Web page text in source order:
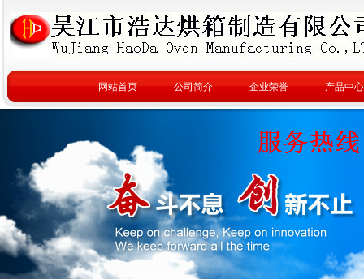
网站首页 公司简介 企业荣誉 产品中心